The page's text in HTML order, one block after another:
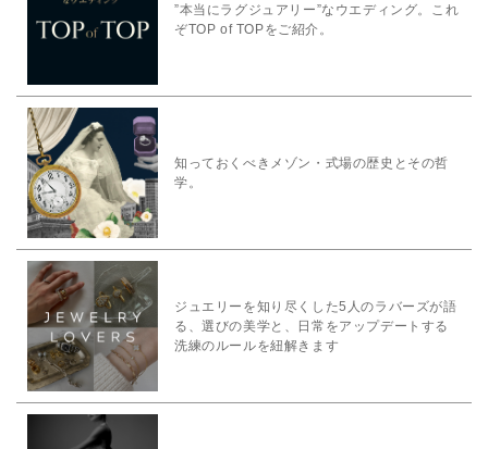
”本当にラグジュアリー”なウエディング。これ
ぞTOP of TOPをご紹介。
知っておくべきメゾン・式場の歴史とその哲
学。
ジュエリーを知り尽くした5人のラバーズが語
る、選びの美学と、日常をアップデートする
洗練のルールを紐解きます